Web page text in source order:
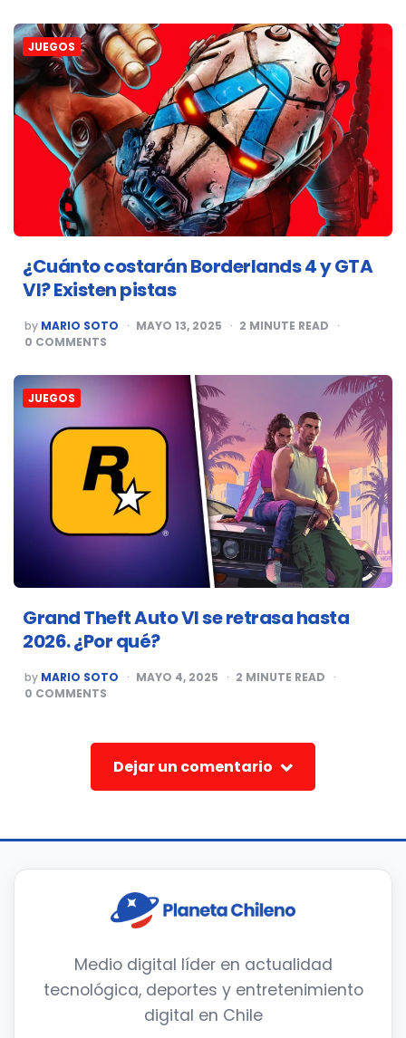
JUEGOS
¿Cuánto costarán Borderlands 4 y GTA
VI? Existen pistas
POSTED
BY
by MARIO SOTO MAYO 13, 2025 2 MINUTE READ
0 COMMENTS
JUEGOS
Grand Theft Auto VI se retrasa hasta
2026. ¿Por qué?
POSTED
BY
by MARIO SOTO MAYO 4, 2025 2 MINUTE READ
0 COMMENTS
Dejar un comentario
Medio digital líder en actualidad
tecnológica, deportes y entretenimiento
digital en Chile